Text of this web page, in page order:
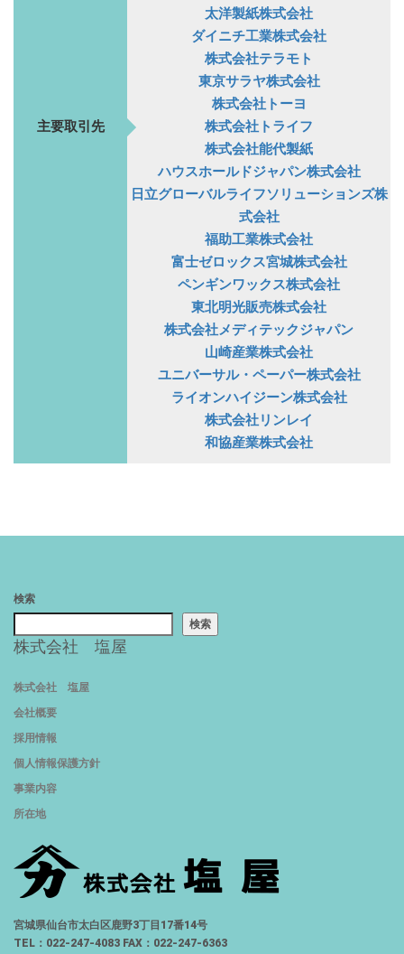
主要取引先
太洋製紙株式会社
ダイニチ工業株式会社
株式会社テラモト
東京サラヤ株式会社
株式会社トーヨ
株式会社トライフ
株式会社能代製紙
ハウスホールドジャパン株式会社
日立グローバルライフソリューションズ株
式会社
福助工業株式会社
富士ゼロックス宮城株式会社
ペンギンワックス株式会社
東北明光販売株式会社
株式会社メディテックジャパン
山崎産業株式会社
ユニバーサル・ペーパー株式会社
ライオンハイジーン株式会社
株式会社リンレイ
和協産業株式会社
検索
検索
株式会社 塩屋
株式会社 塩屋
会社概要
採用情報
個人情報保護方針
事業内容
所在地
宮城県仙台市太白区鹿野3丁目17番14号
TEL：022-247-4083 FAX：022-247-6363